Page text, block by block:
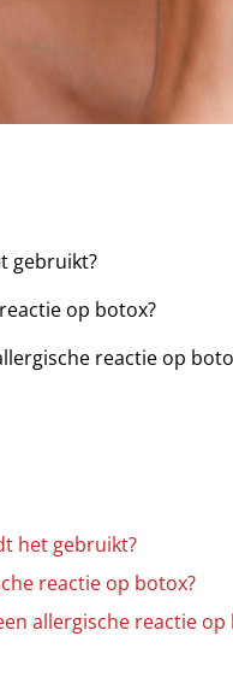
gebruikt?
op botox?
reactie op
het gebruikt?
reactie op botox?
allergische reactie op